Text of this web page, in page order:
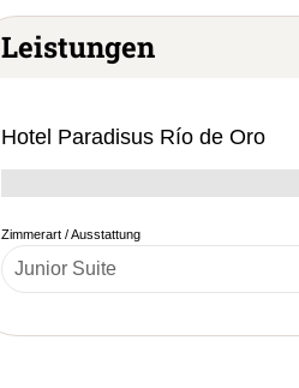
Leistungen
Hotel Paradisus Río de Oro
Zimmerart / Ausstattung